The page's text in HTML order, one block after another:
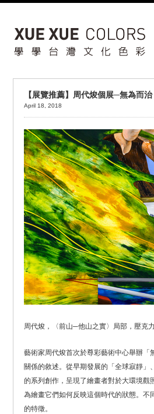
【展覽推薦】周代焌個展─無為而
April 18, 2018
周代焌，〈前山─他山之實〉局部，壓克
藝術家周代焌首次於尊彩藝術中心舉辦
關係的敘述。從早期發展的「全球寂靜
的系列創作，呈現了繪畫者對於大環境
為繪畫它們如何反映這個時代的狀態。不
的特徵。